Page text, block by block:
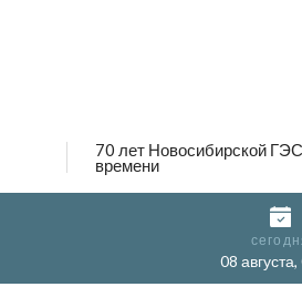
70 лет Новосибирской
времени
08